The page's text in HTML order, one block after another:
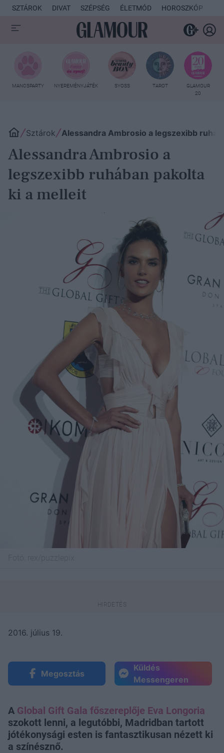
SZTÁROK DIVAT SZÉPSÉG ÉLETMÓD HOROSZKÓP
MANCSPARTY NYEREMÉNYJÁTÉK SYOSS TAROT
GLAMOUR
20
Sztárok Alessandra Ambrosio a legszexibb
Alessandra Ambrosio a
legszexibb ruhában pakolta
ki a melleit
2016. július 19.
Megosztás
Küldés
Messengeren
A Global Gift Gala főszereplője Eva Longoria
szokott lenni, a legutóbbi, Madridban tartott
jótékonysági esten is fantasztikusan nézett ki
a színésznő.